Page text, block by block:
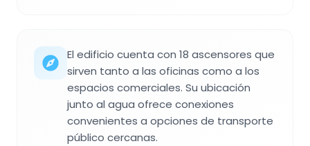
El edificio cuenta con 18 ascensores que
sirven tanto a las oficinas como a los
espacios comerciales. Su ubicación
junto al agua ofrece conexiones
convenientes a opciones de transporte
público cercanas.